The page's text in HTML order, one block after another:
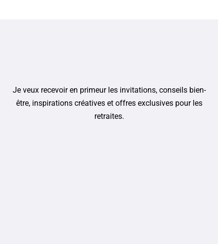
Je veux recevoir en primeur les invitations, conseils bien-
être, inspirations créatives et offres exclusives pour les
retraites.